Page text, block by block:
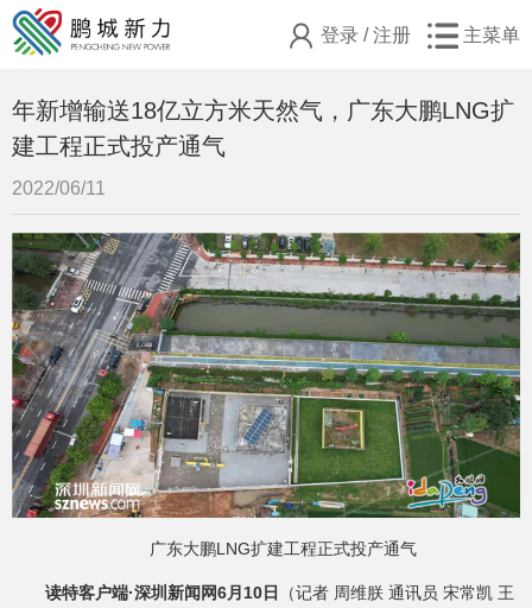
登录 /注册 主菜单
年新增输送18亿立方米天然气，广东大鹏LNG扩
建工程正式投产通气
2022/06/11
广东大鹏LNG扩建工程正式投产通气
读特客户端·深圳新闻网6月10日
（记者 周维朕 通讯员 宋常凯 王